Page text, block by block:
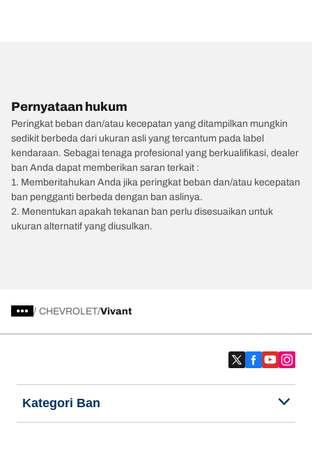
Pernyataan hukum
Peringkat beban dan/atau kecepatan yang ditampilkan mungkin
sedikit berbeda dari ukuran asli yang tercantum pada label
kendaraan. Sebagai tenaga profesional yang berkualifikasi, dealer
ban Anda dapat memberikan saran terkait :
1. Memberitahukan Anda jika peringkat beban dan/atau kecepatan
ban pengganti berbeda dengan ban aslinya.
2. Menentukan apakah tekanan ban perlu disesuaikan untuk
ukuran alternatif yang diusulkan.
/ CHEVROLET Vivant
Kategori Ban